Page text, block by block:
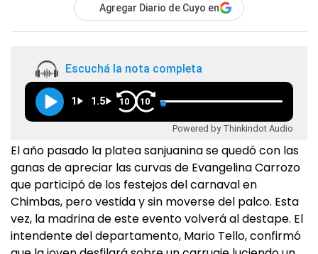
Agregar Diario de Cuyo en
Escuchá la nota completa
1 1.5 10 10
Powered by Thinkindot Audio
El año pasado la platea sanjuanina se quedó con las
ganas de apreciar las curvas de Evangelina Carrozo
que participó de los festejos del carnaval en
Chimbas, pero vestida y sin moverse del palco. Esta
vez, la madrina de este evento volverá al destape. El
intendente del departamento, Mario Tello, confirmó